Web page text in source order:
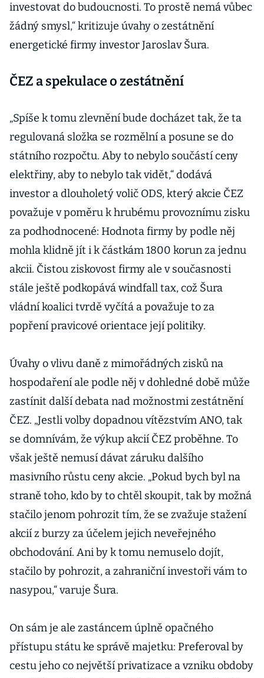
investovat do budoucnosti. To prostě nemá vůbec
žádný smysl,“ kritizuje úvahy o zestátnění
energetické firmy investor Jaroslav Šura.
ČEZ a spekulace o zestátnění
„Spíše k tomu zlevnění bude docházet tak, že ta
regulovaná složka se rozmělní a posune se do
státního rozpočtu. Aby to nebylo součástí ceny
elektřiny, aby to nebylo tak vidět,“ dodává
investor a dlouholetý volič ODS, který akcie ČEZ
považuje v poměru k hrubému provoznímu zisku
za podhodnocené: Hodnota firmy by podle něj
mohla klidně jít i k částkám 1800 korun za jednu
akcii. Čistou ziskovost firmy ale v současnosti
stále ještě podkopává windfall tax, což Šura
vládní koalici tvrdě vyčítá a považuje to za
popření pravicové orientace její politiky.
Úvahy o vlivu daně z mimořádných zisků na
hospodaření ale podle něj v dohledné době může
zastínit další debata nad možnostmi zestátnění
ČEZ. „Jestli volby dopadnou vítězstvím ANO, tak
se domnívám, že výkup akcií ČEZ proběhne. To
však ještě nemusí dávat záruku dalšího
masivního růstu ceny akcie. „Pokud bych byl na
straně toho, kdo by to chtěl skoupit, tak by možná
stačilo jenom pohrozit tím, že se zvažuje stažení
akcií z burzy za účelem jejich neveřejného
obchodování. Ani by k tomu nemuselo dojít,
stačilo by pohrozit, a zahraniční investoři vám to
nasypou,“ varuje Šura.
On sám je ale zastáncem úplně opačného
přístupu státu ke správě majetku: Preferoval by
cestu jeho co největší privatizace a vzniku obdoby